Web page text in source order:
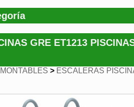
GRE ET1213
> ESCALERAS